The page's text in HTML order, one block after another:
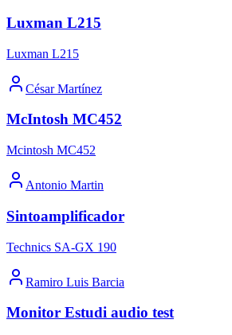
Luxman L215
Luxman L215
César Martínez
McIntosh MC452
Mcintosh MC452
Antonio Martin
Sintoamplificador
Technics SA-GX 190
Ramiro Luis Barcia
Monitor Estudi audio test